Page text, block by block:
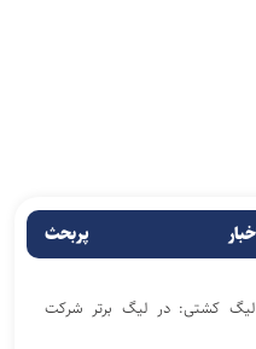
پربحث
لیگ کشتی: در لیگ برتر شرکت